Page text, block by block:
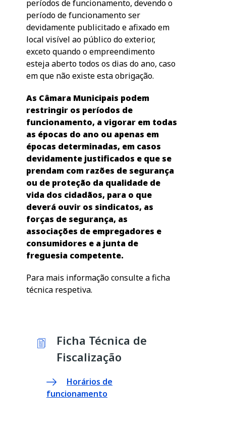
períodos de funcionamento, devendo o
período de funcionamento ser
devidamente publicitado e afixado em
local visível ao público do exterior,
exceto quando o empreendimento
esteja aberto todos os dias do ano, caso
em que não existe esta obrigação.
As Câmara Municipais podem
restringir os períodos de
funcionamento, a vigorar em todas
as épocas do ano ou apenas em
épocas determinadas, em casos
devidamente justificados e que se
prendam com razões de segurança
ou de proteção da qualidade de
vida dos cidadãos, para o que
deverá ouvir os sindicatos, as
forças de segurança, as
associações de empregadores e
consumidores e a junta de
freguesia competente.
Para mais informação consulte a ficha
técnica respetiva.
Ficha Técnica de
Fiscalização
Horários de
funcionamento